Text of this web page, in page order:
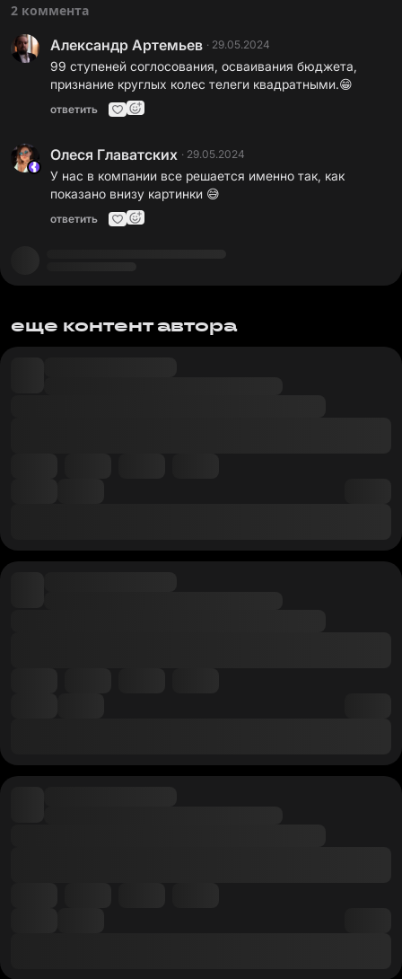
2 коммента
Александр Артемьев · 29.05.2024
99 ступеней соглосования, осваивания бюджета,
признание круглых колес телеги квадратными.😁
ответить
Олеся Главатских · 29.05.2024
У нас в компании все решается именно так, как
показано внизу картинки 😅
ответить
еще контент автора